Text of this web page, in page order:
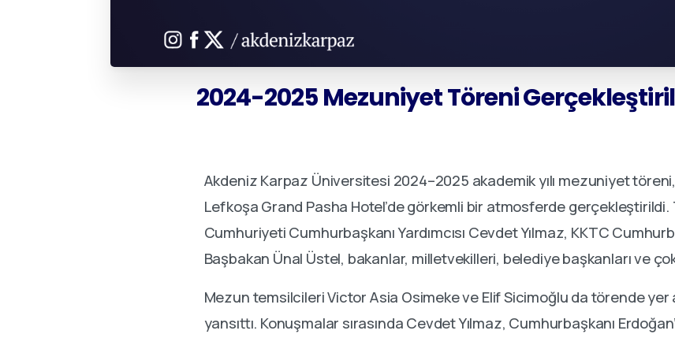
2024-2025MezuniyetTöreni
Akdeniz Karpaz Üniversitesi 2024–2025 akademik yılı mezuniyet
Lefkoşa Grand Pasha Hotel’de görkemli bir atmosferde
Cumhuriyeti Cumhurbaşkanı Yardımcısı Cevdet Yılmaz, KKTC
Başbakan Ünal Üstel, bakanlar, milletvekilleri, belediye başkanları ve çok
Mezun temsilcileri Victor Asia Osimeke ve Elif Sicimoğlu da törende yer
yansıttı. Konuşmalar sırasında Cevdet Yılmaz, Cumhurbaşkanı